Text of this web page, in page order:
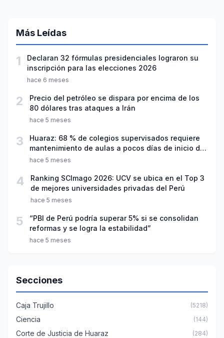
Más Leídas
1
Declaran 32 fórmulas presidenciales lograron su
inscripción para las elecciones 2026
hace 6 meses
2
Precio del petróleo se dispara por encima de los
80 dólares tras ataques a Irán
hace 5 meses
3
Huaraz: 68 % de colegios supervisados requiere
mantenimiento de aulas a pocos días de inicio del
año escolar 2026
hace 5 meses
4
Ranking SCImago 2026: UCV se ubica en el Top 3
de mejores universidades privadas del Perú
hace 5 meses
5
“PBI de Perú podría superar 5% si se consolidan
reformas y se logra la estabilidad”
hace 5 meses
Secciones
Caja Trujillo (5218)
Ciencia (144)
Corte de Justicia de Huaraz (284)